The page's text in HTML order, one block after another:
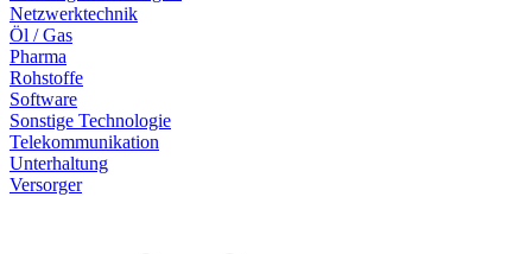
Netzwerktechnik
Öl / Gas
Pharma
Rohstoffe
Software
Sonstige Technologie
Telekommunikation
Unterhaltung
Versorger